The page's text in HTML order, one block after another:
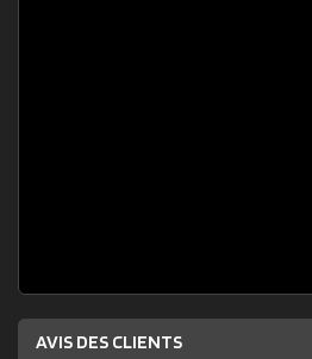
AVIS DES CLIENTS